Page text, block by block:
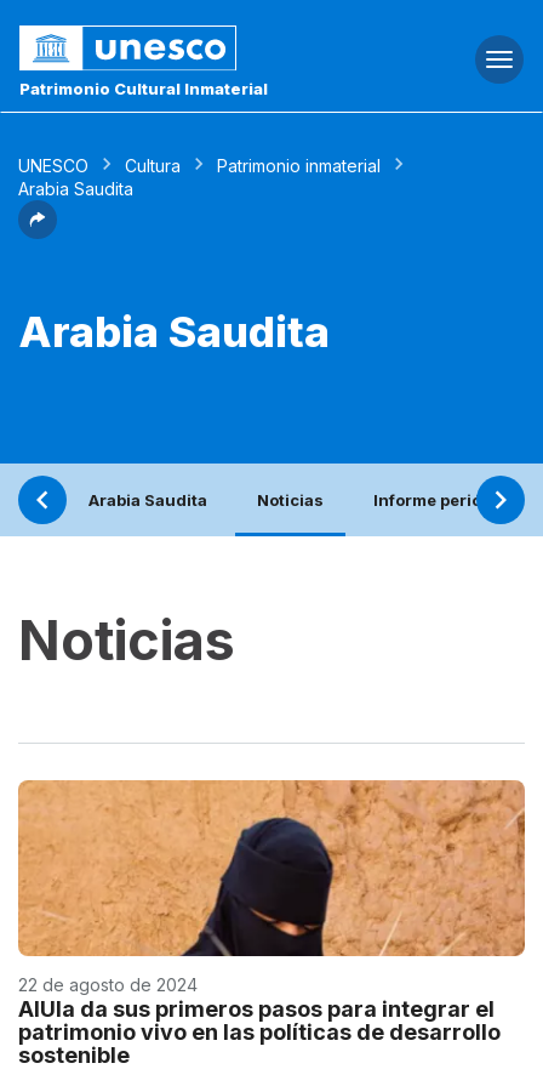
Patrimonio Cultural Inmaterial
UNESCO Cultura
Patrimonio inmaterial
Arabia Saudita
Arabia Saudita
Arabia Saudita Noticias Informe periódico
Noticias
22 de agosto de 2024
AlUla da sus primeros pasos para integrar el
patrimonio vivo en las políticas de desarrollo
sostenible